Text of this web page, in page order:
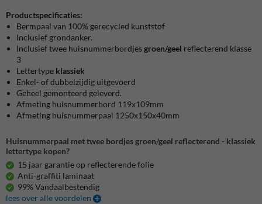
Productspecificaties:
Bermpaal van 100% gerecycled kunststof
Inclusief grondanker.
Inclusief twee huisnummerbordjesgroen/geel reflecterend klasse
3
Lettertype klassiek
Enkel- of dubbelzijdig uitgevoerd
Geheel gemonteerd geleverd.
Afmeting huisnummerbord 119x109mm
Afmeting huisnummerpaal 1250x150x40mm
Huisnummerpaal met twee bordjes groen/geel reflecterend - klassiek
lettertype kopen?
15 jaar garantie op reflecterende folie
Anti-graffiti laminaat
99% Vandaalbestendig
lees over alle voordelen